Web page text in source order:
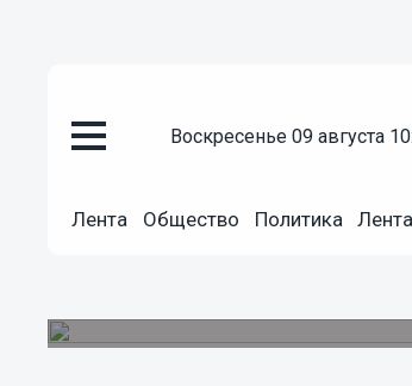
воскресенье 09 августа
Лента Общество Политика
25.04.2012
Более 68 тысяч
Сегодня министр социальной